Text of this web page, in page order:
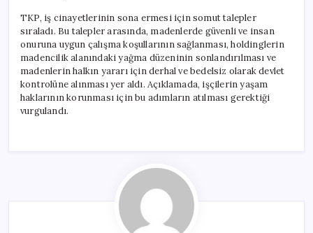
TKP, iş cinayetlerinin sona ermesi için somut talepler
sıraladı. Bu talepler arasında, madenlerde güvenli ve insan
onuruna uygun çalışma koşullarının sağlanması, holdinglerin
madencilik alanındaki yağma düzeninin sonlandırılması ve
madenlerin halkın yararı için derhal ve bedelsiz olarak devlet
kontrolüne alınması yer aldı. Açıklamada, işçilerin yaşam
haklarının korunması için bu adımların atılması gerektiği
vurgulandı.